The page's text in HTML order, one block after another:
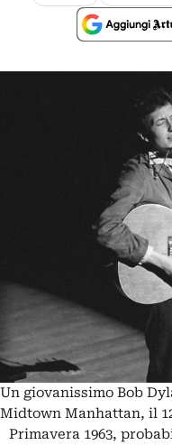
Un giovanissimo Bob
Midtown Manhattan, il
Primavera 1963,